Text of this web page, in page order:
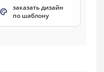
заказать дизайн
по шаблону